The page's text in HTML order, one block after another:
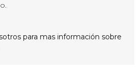
para mas información sobre